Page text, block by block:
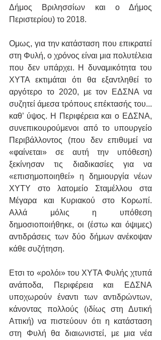
Δήμος Βριλησσίων και ο Δήμος
Περιστερίου) το 2018.
Ομως, για την κατάσταση που επικρατεί
στη Φυλή, ο χρόνος είναι μια πολυτέλεια
που δεν υπάρχει. Η δυναμικότητα του
ΧΥΤΑ εκτιμάται ότι θα εξαντληθεί το
αργότερο το 2020, με τον ΕΔΣΝΑ να
συζητεί άμεσα τρόπους επέκτασής του...
καθ’ ύψος. Η Περιφέρεια και ο ΕΔΣΝΑ,
συνεπικουρούμενοι από το υπουργείο
Περιβάλλοντος (που δεν επιθυμεί να
«φαίνεται» σε αυτή την υπόθεση)
ξεκίνησαν τις διαδικασίες για να
«επισημοποιηθεί» η δημιουργία νέων
ΧΥΤΥ στο λατομείο Σταμέλλου στα
Μέγαρα και Κυριακού στο Κορωπί.
Αλλά μόλις η υπόθεση
δημοσιοποιήθηκε, οι (έστω και όψιμες)
αντιδράσεις των δύο δήμων ανέκοψαν
κάθε συζήτηση.
Ετσι το «ρολόι» του ΧΥΤΑ Φυλής χτυπά
ανάποδα, Περιφέρεια και ΕΔΣΝΑ
υποχωρούν έναντι των αντιδρώντων,
κάνοντας πολλούς (ιδίως στη Δυτική
Αττική) να πιστεύουν ότι η κατάσταση
στη Φυλή θα διαιωνιστεί, με μια νέα